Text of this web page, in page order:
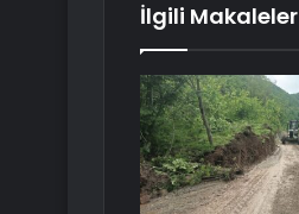
İlgili Makaleler